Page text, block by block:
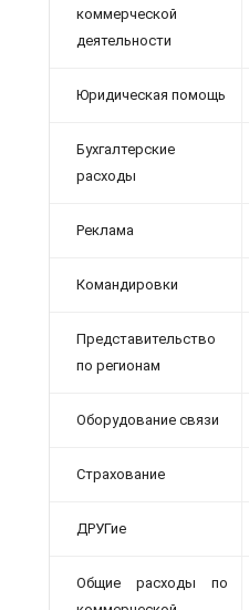
коммерческой
деятельности
Юридическая помощь
Бухгалтерские
расходы
Реклама
Командировки
Представительство
по регионам
Оборудование связи
Страхование
ДРУГие
Общие расходы по